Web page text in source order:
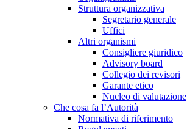
Struttura organizzativa
Segretario generale
Uffici
Altri organismi
Consigliere giuridico
Advisory board
Collegio dei revisori
Garante etico
Nucleo di valutazione
Che cosa fa l’Autorità
Normativa di riferimento